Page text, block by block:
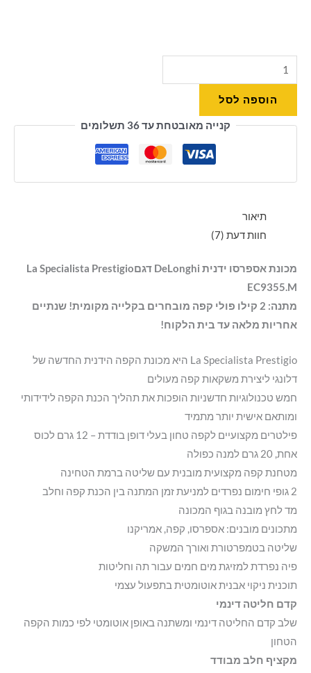
הוספה לסל
קנייה מאובטחת עד 36 תשלומים
תיאור
חוות דעת (7)
מכונת אספרסו ידנית DeLonghi דגםLa Specialista Prestigio
EC9355.M
מתנה: 2 קילו פולי קפה מובחרים בקלייה מקומית! שנתיים
אחריות מלאה עד בית הלקוח!
La Specialista Prestigio היא מכונת הקפה הידנית החדשה של
דלונגי ליצירת משקאות קפה מעולים
חמש טכנולוגיות חדשניות הופכות את תהליך הכנת הקפה לידידותי
ומותאם אישית יותר מתמיד
פילטרים מקצועיים לקפה טחון בעלי דופן בודדת – 12 גרם לכוס
אחת, 20 גרם למנה כפולה
מטחנת קפה מקצועית מובנית עם שליטה ברמת הטחינה
2 גופי חימום נפרדים למניעת זמן המתנה בין הכנת קפה וחלב
מד לחץ מובנה בגוף המכונה
מתכונים מובנים: אספרסו, קפה, אמריקנו
שליטה בטמפרטורת ואורך המשקה
פיה נפרדת למזיגת מים חמים עבור תה וחליטות
תוכנית ניקוי אבנית אוטומטית בתפעול עצמי
קדם חליטה דינמי
שלב קדם החליטה דינמי ומשתנה באופן אוטומטי לפי כמות הקפה
הטחון
מקציף חלב מבודד